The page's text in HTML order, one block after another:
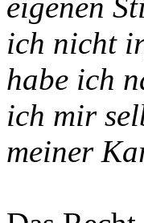
ich nicht
habe ich
ich mir
meiner